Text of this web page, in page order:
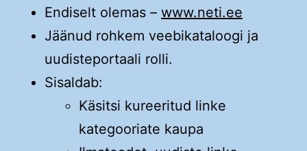
Endiselt olemas – www.neti.ee
Jäänud rohkem veebikataloogi ja
uudisteportaali rolli.
Sisaldab:
Käsitsi kureeritud linke
kategooriate kaupa